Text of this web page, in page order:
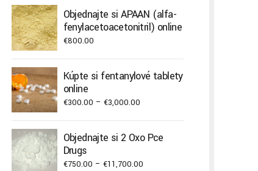
Objednajte si APAAN (alfa-
fenylacetoacetonitril) online
€800.00
Kúpte si fentanylové tablety
online
€300.00 – €3,000.00Price
€300.00
€3,000.00
Objednajte si 2 Oxo Pce
Drugs
€750.00 – €11,700.00Price